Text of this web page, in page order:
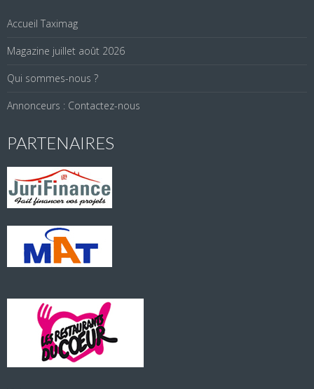
Accueil Taximag
Magazine juillet août 2026
Qui sommes-nous ?
Annonceurs : Contactez-nous
PARTENAIRES